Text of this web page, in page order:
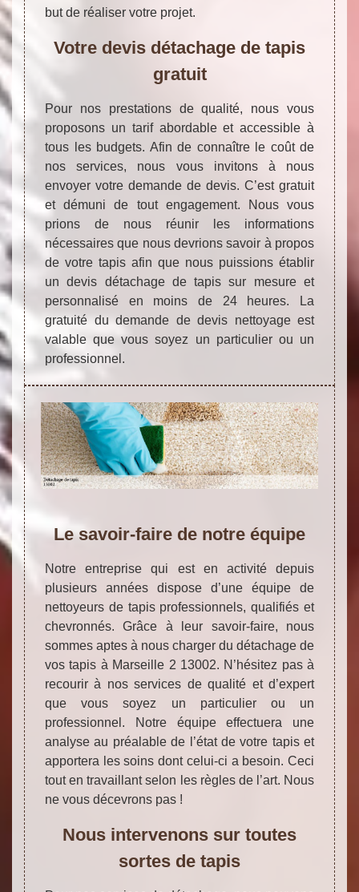
but de réaliser votre projet.
Votre devis détachage de tapis
gratuit
Pour nos prestations de qualité, nous vous
proposons un tarif abordable et accessible à
tous les budgets. Afin de connaître le coût de
nos services, nous vous invitons à nous
envoyer votre demande de devis. C’est gratuit
et démuni de tout engagement. Nous vous
prions de nous réunir les informations
nécessaires que nous devrions savoir à propos
de votre tapis afin que nous puissions établir
un devis détachage de tapis sur mesure et
personnalisé en moins de 24 heures. La
gratuité du demande de devis nettoyage est
valable que vous soyez un particulier ou un
professionnel.
Le savoir-faire de notre équipe
Notre entreprise qui est en activité depuis
plusieurs années dispose d’une équipe de
nettoyeurs de tapis professionnels, qualifiés et
chevronnés. Grâce à leur savoir-faire, nous
sommes aptes à nous charger du détachage de
vos tapis à Marseille 2 13002. N’hésitez pas à
recourir à nos services de qualité et d’expert
que vous soyez un particulier ou un
professionnel. Notre équipe effectuera une
analyse au préalable de l’état de votre tapis et
apportera les soins dont celui-ci a besoin. Ceci
tout en travaillant selon les règles de l’art. Nous
ne vous décevrons pas !
Nous intervenons sur toutes
sortes de tapis